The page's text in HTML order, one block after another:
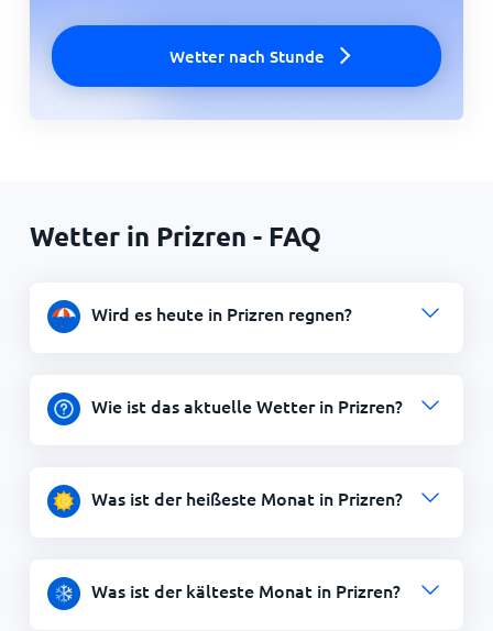
Wetter nach Stunde
Wetter in Prizren - FAQ
Wird es heute in Prizren regnen?
Wie ist das aktuelle Wetter in Prizren?
Was ist der heißeste Monat in Prizren?
Was ist der kälteste Monat in Prizren?